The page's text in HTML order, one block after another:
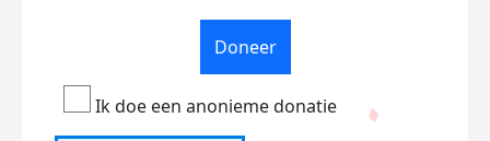
Doneer
Ik doe een anonieme donatie